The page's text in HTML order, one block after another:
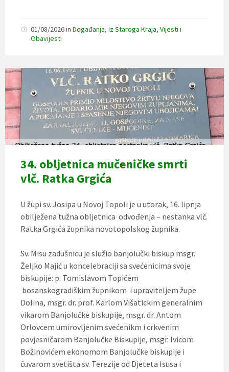
01/08/2026in Događanja, Iz Staroga Kraja, Vijesti i
Obavijesti
34. obljetnica mučeničke smrti
vlč. Ratka Grgića
U župi sv. Josipa u Novoj Topoli je u utorak, 16. lipnja
obilježena tužna obljetnica odvođenja – nestanka vlč.
Ratka Grgića župnika novotopolskog župnika.
Sv. Misu zadušnicu je služio banjolučki biskup msgr.
Željko Majić u koncelebraciji sa svećenicima svoje
biskupije: p. Tomislavom Topićem
bosanskogradiškim župnikom i upraviteljem župe
Dolina, msgr. dr. prof. Karlom Višatickim generalnim
vikarom Banjolučke biskupije, msgr. dr. Antom
Orlovcem umirovljenim svećenikm i crkvenim
povjesničarom Banjolučke Biskupije, msgr. Ivicom
Božinovićem ekonomom Banjolučke biskupije i
čuvarom svetišta sv. Terezije od Djeteta Isusa i